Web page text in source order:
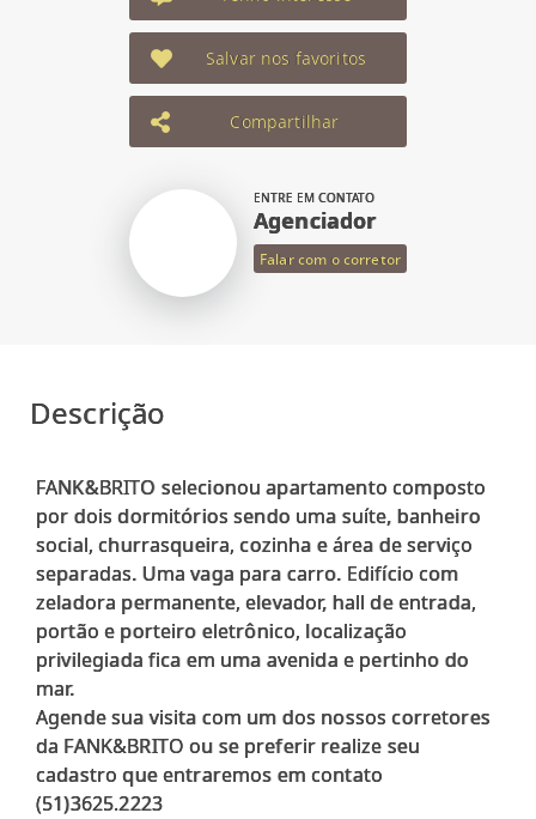
Salvar nos favoritos
Compartilhar
ENTRE EM CONTATO
Agenciador
Falar com o corretor
Descrição
FANK&BRITO selecionou apartamento composto
por dois dormitórios sendo uma suíte, banheiro
social, churrasqueira, cozinha e área de serviço
separadas. Uma vaga para carro. Edifício com
zeladora permanente, elevador, hall de entrada,
portão e porteiro eletrônico, localização
privilegiada fica em uma avenida e pertinho do
mar.
Agende sua visita com um dos nossos corretores
da FANK&BRITO ou se preferir realize seu
cadastro que entraremos em contato
(51)3625.2223